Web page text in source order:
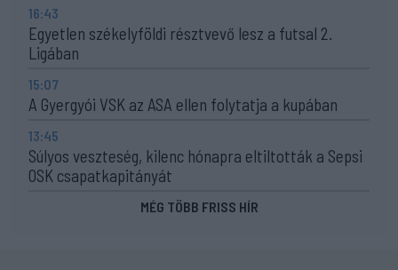
16:43
Egyetlen székelyföldi résztvevő lesz a futsal 2.
Ligában
15:07
A Gyergyói VSK az ASA ellen folytatja a kupában
13:45
Súlyos veszteség, kilenc hónapra eltiltották a Sepsi
OSK csapatkapitányát
MÉG TÖBB FRISS HÍR